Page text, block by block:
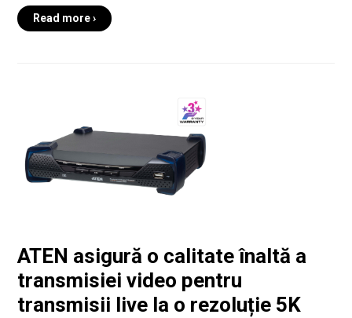
Read more ›
ATEN asigură o calitate înaltă a
transmisiei video pentru
transmisii live la o rezoluție 5K